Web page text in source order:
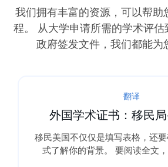
我们拥有丰富的资源，可以帮助
程。 从大学申请所需的学术评
政府签发文件，我们都能为
翻译
获得 USCIS 认证翻译之
5 件事
说到移民证件，细节就是一切。